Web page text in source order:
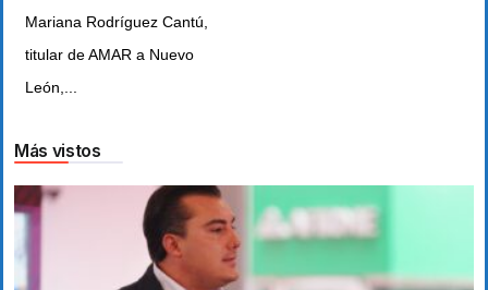
Mariana Rodríguez Cantú,
titular de AMAR a Nuevo
León,...
Más vistos